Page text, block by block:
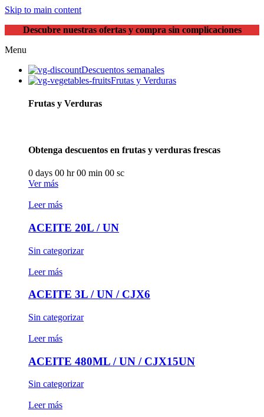
Skip to main content
Descubre nuestras ofertas y compra sin complicaciones
Menu
Descuentos semanales
Frutas y Verduras
Frutas y Verduras
Obtenga descuentos en frutas y verduras frescas
0 days 00 hr00 min 00 sc
Ver más
Leer más
ACEITE 20L / UN
Sin categorizar
Leer más
ACEITE 3L / UN / CJX6
Sin categorizar
Leer más
ACEITE 480ML / UN / CJX15UN
Sin categorizar
Leer más